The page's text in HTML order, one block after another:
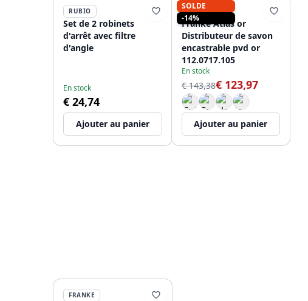
RUBIO
Set de 2 robinets
d'arrêt avec filtre
d'angle
En stock
€ 24,74
Ajouter au panier
SOLDE
-14%
FRANKE
Franke Atlas or
Distributeur de savon
encastrable pvd or
112.0717.105
En stock
€ 143,38€ 123,97
Ajouter au panier
FRANKE